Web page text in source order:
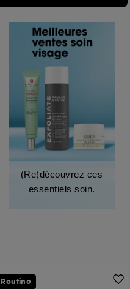
(Re)découvrez ces
essentiels soin.
Routine